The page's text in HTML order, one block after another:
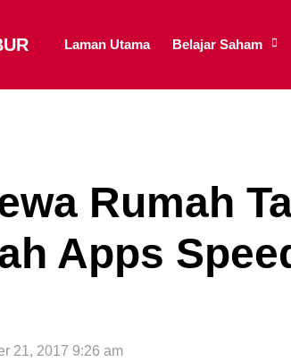
Laman Utama Belajar Saham
Rumah
Apps
21, 2017 9:26 am